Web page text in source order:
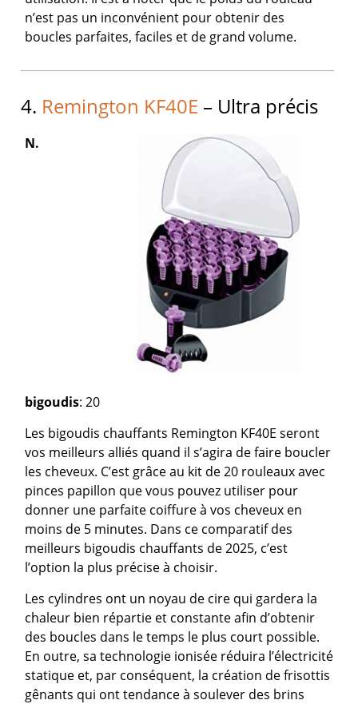
n’est pas un inconvénient pour obtenir des
boucles parfaites, faciles et de grand volume.
4. Remington KF40E – Ultra précis
N.
bigoudis: 20
Les bigoudis chauffants Remington KF40E seront
vos meilleurs alliés quand il s’agira de faire boucler
les cheveux. C’est grâce au kit de 20 rouleaux avec
pinces papillon que vous pouvez utiliser pour
donner une parfaite coiffure à vos cheveux en
moins de 5 minutes. Dans ce comparatif des
meilleurs bigoudis chauffants de 2025, c’est
l’option la plus précise à choisir.
Les cylindres ont un noyau de cire qui gardera la
chaleur bien répartie et constante afin d’obtenir
des boucles dans le temps le plus court possible.
En outre, sa technologie ionisée réduira l’électricité
statique et, par conséquent, la création de frisottis
gênants qui ont tendance à soulever des brins